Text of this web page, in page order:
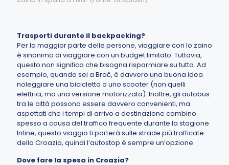
Trasporti durante il backpacking?
Per la maggior parte delle persone, viaggiare con lo zaino
è sinonimo di viaggiare con un budget limitato. Tuttavia,
questo non significa che bisogna risparmiare su tutto. Ad
esempio, quando sei a Brač, è davvero una buona idea
noleggiare una bicicletta o uno scooter (non quelli
elettrici, ma una versione motorizzata). Inoltre, gli autobus
tra le città possono essere davvero convenienti, ma
aspettati che i tempi di arrivo a destinazione cambino
spesso a causa del traffico frequente durante la stagione.
Infine, questo viaggio ti porterà sulle strade più trafficate
della Croazia, quindi l’autostop è sempre un’opzione.
Dove fare la spesa in Croazia?